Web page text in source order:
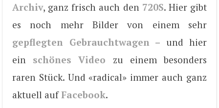
Archiv, ganz frisch auch den 720S. Hier gibt
es noch mehr Bilder von einem sehr
gepflegten Gebrauchtwagen – und hier
ein schönes Video zu einem besonders
raren Stück. Und «radical» immer auch ganz
aktuell aufFacebook.